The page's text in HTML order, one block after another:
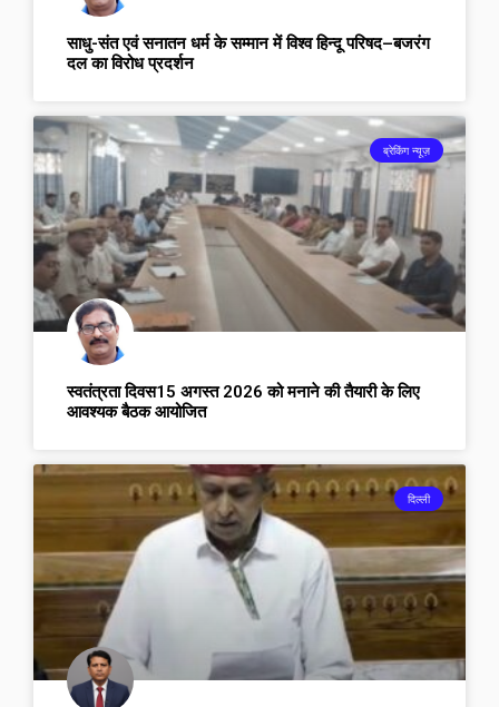
साधु-संत एवं सनातन धर्म के सम्मान में विश्व हिन्दू परिषद–बजरंग
दल का विरोध प्रदर्शन
ब्रेकिंग न्यूज़
स्वतंत्रता दिवस15 अगस्त 2026 को मनाने की तैयारी के लिए
आवश्यक बैठक आयोजित
दिल्ली